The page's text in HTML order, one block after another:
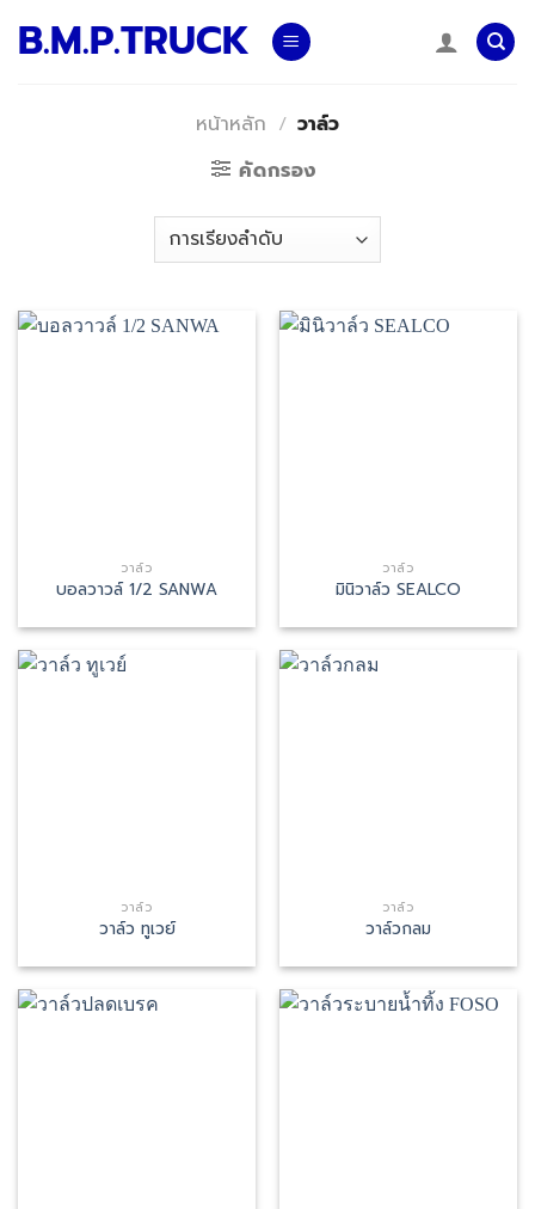
B.M.P.TRUCK
หน้าหลัก / วาล์ว
คัดกรอง
วาล์ว
บอลวาวล์ 1/2 SANWA
วาล์ว
มินิวาล์ว SEALCO
วาล์ว
วาล์ว ทูเวย์
วาล์ว
วาล์วกลม